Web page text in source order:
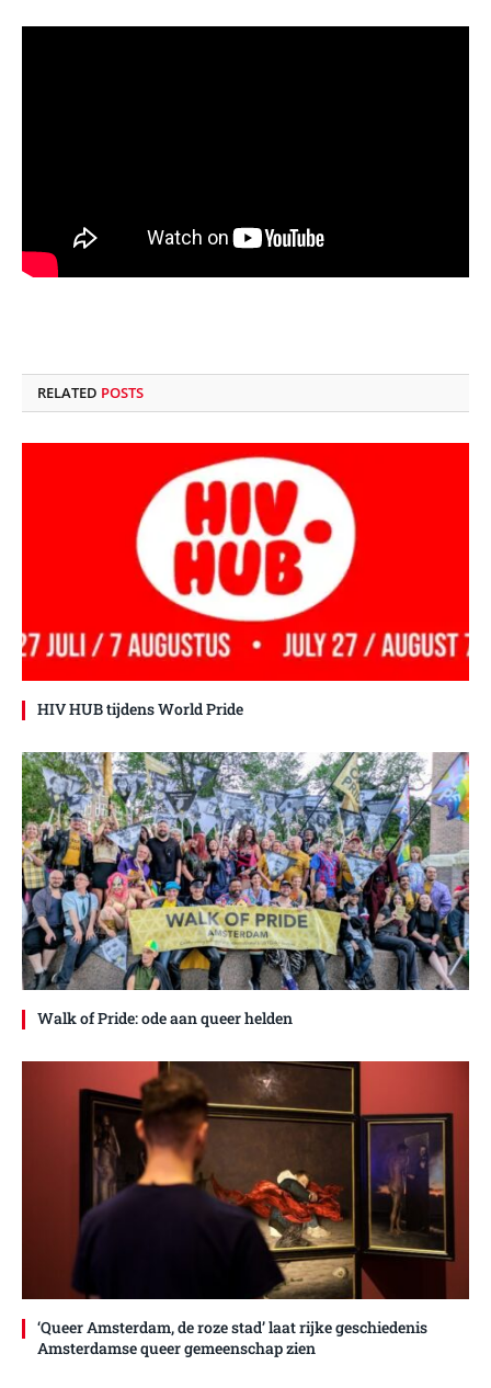
RELATED POSTS
HIV HUB tijdens World Pride
Walk of Pride: ode aan queer helden
‘Queer Amsterdam, de roze stad’ laat rijke geschiedenis
Amsterdamse queer gemeenschap zien